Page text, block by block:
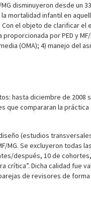
disminuyeron desde un
mortalidad infantil en
el objeto de clarificar
por PED y
(OMA); 4) manejo del
hasta diciembre de 2008
que compararan la
(estudios
MG. Se excluyeron
después, 10 de
crítica”. Dicha calidad
de revisores de